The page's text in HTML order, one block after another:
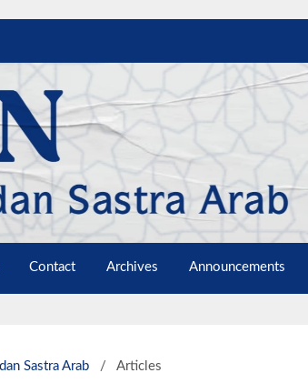
Contact Archives Announcements
Sastra Arab / Articles